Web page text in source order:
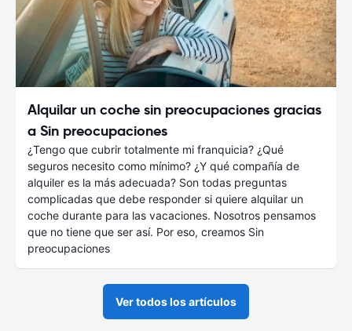
Alquilar un coche sin preocupaciones gracias
a Sin preocupaciones
¿Tengo que cubrir totalmente mi franquicia? ¿Qué
seguros necesito como mínimo? ¿Y qué compañía de
alquiler es la más adecuada? Son todas preguntas
complicadas que debe responder si quiere alquilar un
coche durante para las vacaciones. Nosotros pensamos
que no tiene que ser así. Por eso, creamos Sin
preocupaciones
Ver todos los artículos